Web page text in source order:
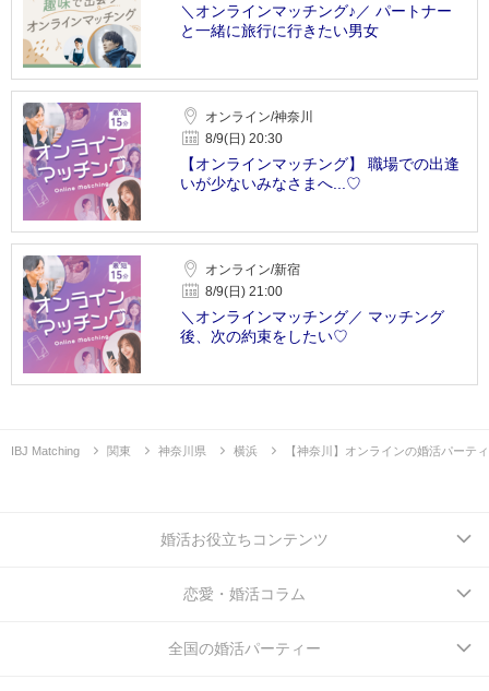
＼オンラインマッチング♪／ パートナー
と一緒に旅行に行きたい男女
オンライン/神奈川
8/9(日) 20:30
【オンラインマッチング】 職場での出逢
いが少ないみなさまへ...♡
オンライン/新宿
8/9(日) 21:00
＼オンラインマッチング／ マッチング
後、次の約束をしたい♡
IBJ Matching 関東 神奈川県 横浜 【神奈川】オンラインの婚活パーテ
婚活お役立ちコンテンツ
恋愛・婚活コラム
全国の婚活パーティー